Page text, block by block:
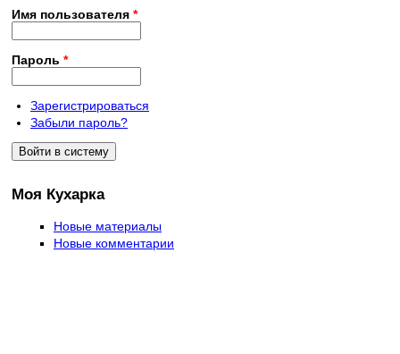
Имя пользователя *
Пароль *
Зарегистрироваться
Забыли пароль?
Моя Кухарка
Новые материалы
Новые комментарии